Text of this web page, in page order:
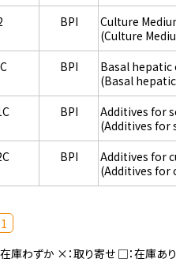
BPI
Culture
(Culture
BPI
Basal
(Basal
BPI
Additives for
(Additives for
BPI
Additives for
(Additives for
1
庫わずか ×：取り寄せ □：在庫あ